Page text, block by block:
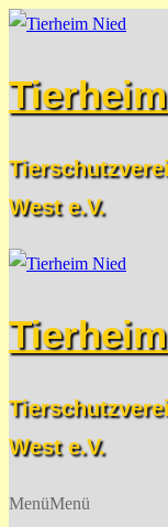
Zum
springen
Menü
Schließen
West e.V.
West e.V.
MenüMenü